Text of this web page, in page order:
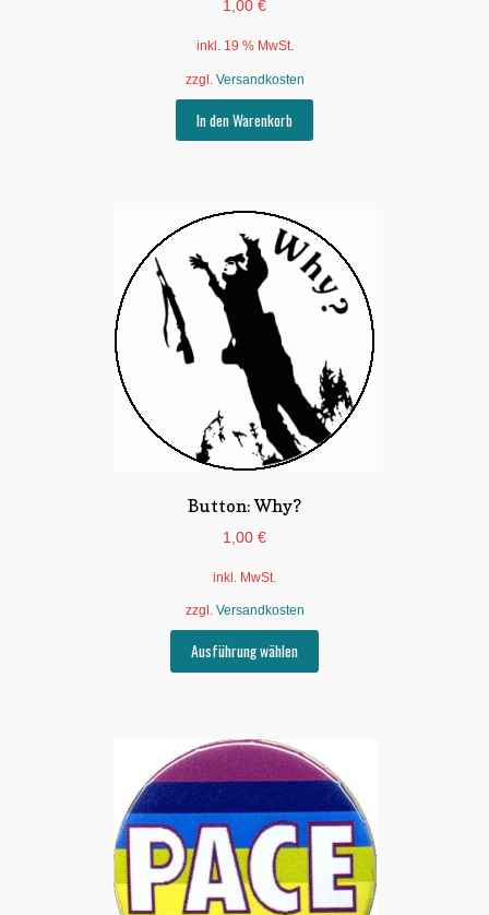
1,00 €
inkl. 19 % MwSt.
zzgl. Versandkosten
In den Warenkorb
Button: Why?
1,00 €
inkl. MwSt.
zzgl. Versandkosten
Ausführung wählen
auf.
Die
Optionen
können
auf
der
Produktseite